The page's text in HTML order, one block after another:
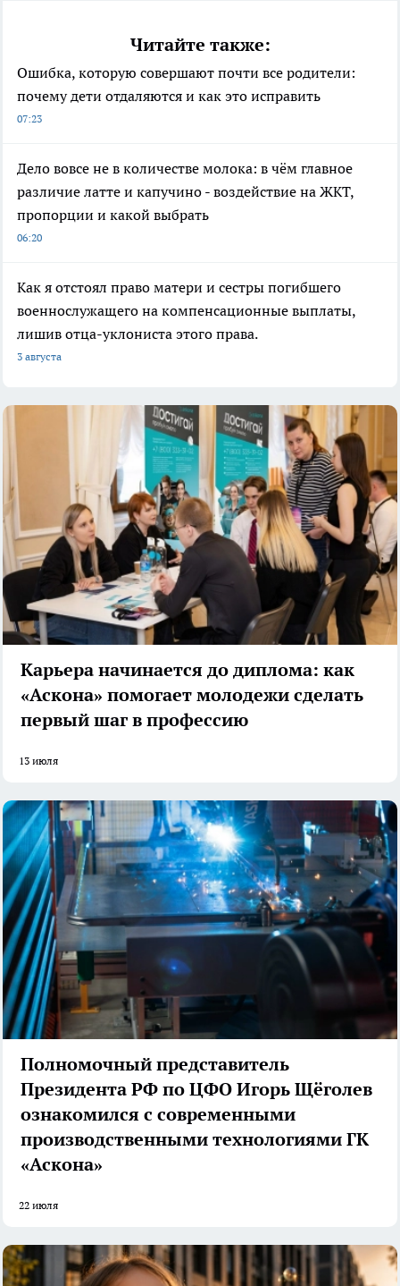
Читайте также:
Ошибка, которую совершают почти все родители:
почему дети отдаляются и как это исправить
07:23
Дело вовсе не в количестве молока: в чём главное
различие латте и капучино - воздействие на ЖКТ,
пропорции и какой выбрать
06:20
Как я отстоял право матери и сестры погибшего
военнослужащего на компенсационные выплаты,
лишив отца-уклониста этого права.
3 августа
Карьера начинается до диплома: как
«Аскона» помогает молодежи сделать
первый шаг в профессию
13 июля
Полномочный представитель
Президента РФ по ЦФО Игорь Щёголев
ознакомился с современными
производственными технологиями ГК
«Аскона»
22 июля